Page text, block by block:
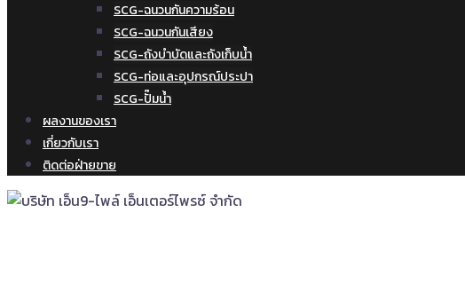
SCG-ฉนวนกันความร้อน
SCG-ฉนวนกันเสียง
SCG-ถังบำบัดและถังเก็บน้ำ
SCG-ท่อและอุปกรณ์ประปา
SCG-ปั๊มน้ำ
ผลงานของเรา
เกี่ยวกับเรา
ติดต่อฝ่ายขาย